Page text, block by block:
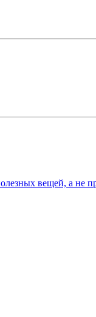
вещей, а не